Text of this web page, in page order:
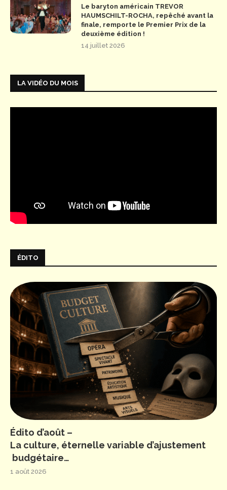
Le baryton américain TREVOR
HAUMSCHILT-ROCHA, repêché avant la
finale, remporte le Premier Prix de la
deuxième édition !
14 juillet 2026
LA VIDÉO DU MOIS
ÉDITO
Édito d’août –
La culture, éternelle variable d’ajustement
budgétaire…
1 août 2026